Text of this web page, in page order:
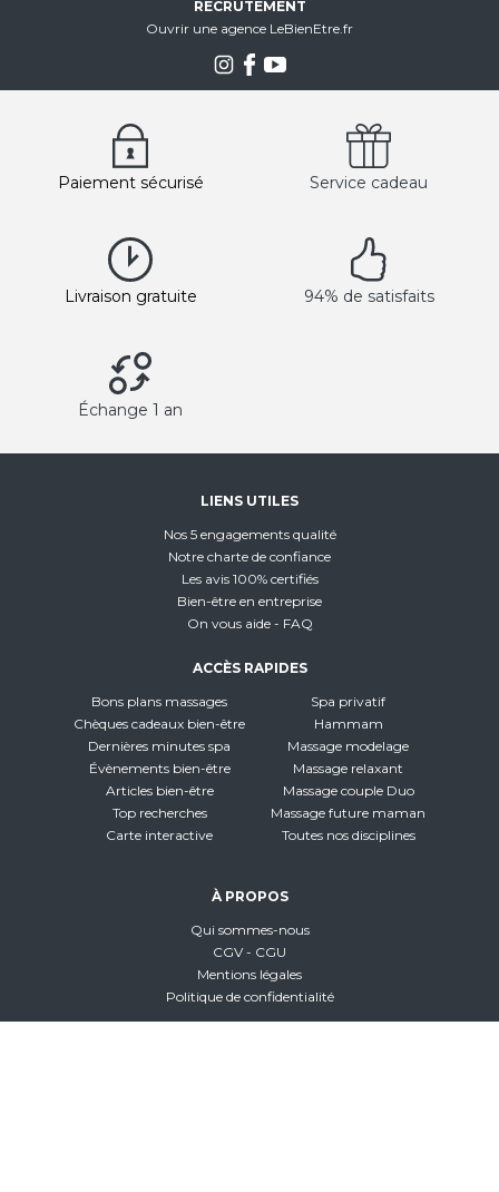
RECRUTEMENT
Ouvrir une agence LeBienEtre.fr
Paiement sécurisé Service cadeau
Livraison gratuite 94% de satisfaits
Échange 1 an
LIENS UTILES
Nos 5 engagements qualité
Notre charte de confiance
Les avis 100% certifiés
Bien-être en entreprise
On vous aide - FAQ
ACCÈS RAPIDES
Bons plans massages
Chèques cadeaux bien-être
Dernières minutes spa
Évènements bien-être
Articles bien-être
Top recherches
Carte interactive
Spa privatif
Hammam
Massage modelage
Massage relaxant
Massage couple Duo
Massage future maman
Toutes nos disciplines
À PROPOS
Qui sommes-nous
CGV - CGU
Mentions légales
Politique de confidentialité